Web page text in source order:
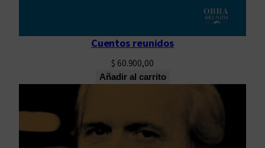
Cuentos reunidos
$ 60.900,00
Añadir al carrito